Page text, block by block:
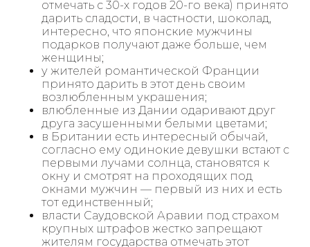
отмечать с 30-х годов 20-го века) принято
дарить сладости, в частности, шоколад,
интересно, что японские мужчины
подарков получают даже больше, чем
женщины;
у жителей романтической Франции
принято дарить в этот день своим
возлюбленным украшения;
влюбленные из Дании одаривают друг
друга засушенными белыми цветами;
в Британии есть интересный обычай,
согласно ему одинокие девушки встают с
первыми лучами солнца, становятся к
окну и смотрят на проходящих под
окнами мужчин — первый из них и есть
тот единственный;
власти Саудовской Аравии под страхом
крупных штрафов жестко запрещают
жителям государства отмечать этот